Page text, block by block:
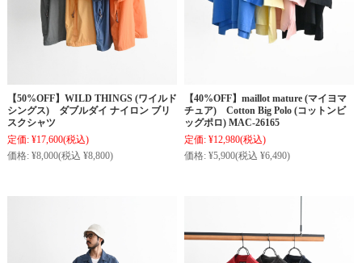
【50%OFF】WILD THINGS (ワイルド
シングス) ダブルダイ ナイロン ブリ
スクシャツ
定価: ¥17,600(税込)
価格: ¥8,000(税込 ¥8,800)
【40%OFF】maillot mature (マイヨマ
チュア) Cotton Big Polo (コットンビ
ッグポロ) MAC-26165
定価: ¥12,980(税込)
価格: ¥5,900(税込 ¥6,490)